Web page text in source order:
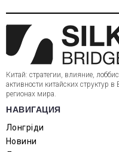
Китай: стратегии, влияние,
активности китайских структур
регионах мира.
НАВИГАЦИЯ
Лонгріди
Новини